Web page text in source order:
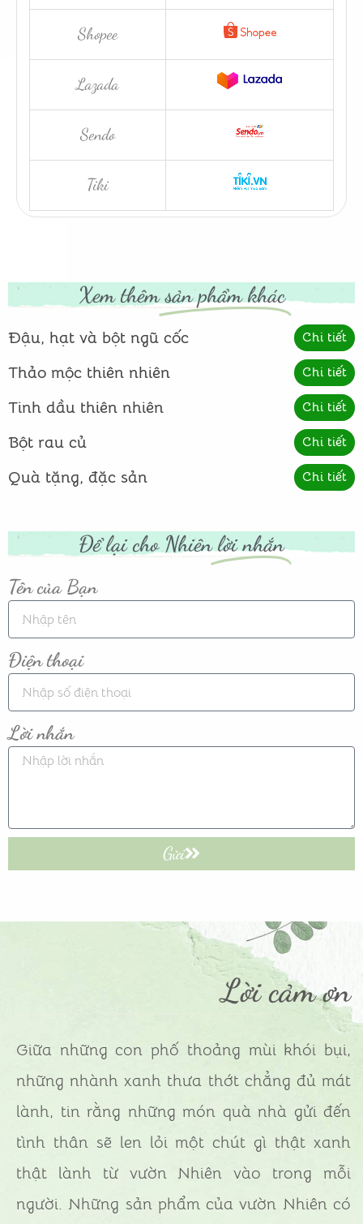
Shopee
Lazada
Sendo
Tiki
Xem thêm sản phẩm khác
Đậu, hạt và bột ngũ cốc Chi tiết
Thảo mộc thiên nhiên Chi tiết
Tinh dầu thiên nhiên Chi tiết
Bột rau củ Chi tiết
Quà tặng, đặc sản Chi tiết
Để lại cho Nhiên lời nhắn
Tên của Bạn
Điện thoại
Lời nhắn
Gửi
Lời cảm ơn
Giữa những con phố thoảng mùi khói bụi,
những nhành xanh thưa thớt chẳng đủ mát
lành, tin rằng những món quà nhà gửi đến
tình thân sẽ len lỏi một chút gì thật xanh
thật lành từ vườn Nhiên vào trong mỗi
người. Những sản phẩm của vườn Nhiên có